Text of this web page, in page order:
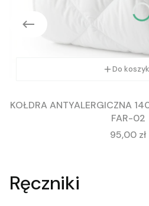
Do
KOŁDRA ANTYALERGICZNA
FAR-02
Cena
95,00 zł
Ręczniki